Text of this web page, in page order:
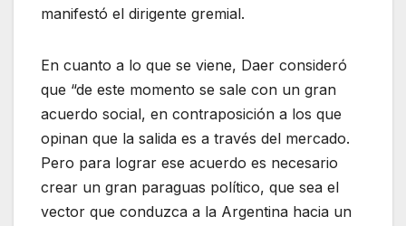
manifestó el dirigente gremial.
En cuanto a lo que se viene, Daer consideró
que “de este momento se sale con un gran
acuerdo social, en contraposición a los que
opinan que la salida es a través del mercado.
Pero para lograr ese acuerdo es necesario
crear un gran paraguas político, que sea el
vector que conduzca a la Argentina hacia un